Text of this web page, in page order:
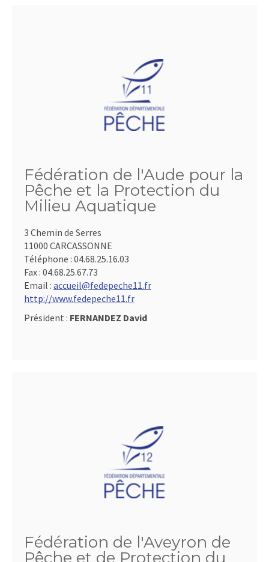
Fédération de l'Aude pour la
Pêche et la Protection du
Milieu Aquatique
3 Chemin de Serres
11000 CARCASSONNE
Téléphone : 04.68.25.16.03
Fax : 04.68.25.67.73
Email : accueil@fedepeche11.fr
http://www.fedepeche11.fr
Président : FERNANDEZ David
Fédération de l'Aveyron de
Pêche et de Protection du